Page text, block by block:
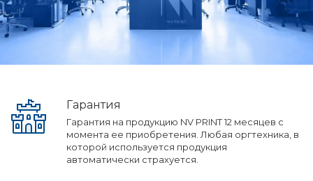
Гарантия
Гарантия на продукцию NV PRINT 12 месяцев с
момента ее приобретения. Любая оргтехника, в
которой используется продукция
автоматически страхуется.